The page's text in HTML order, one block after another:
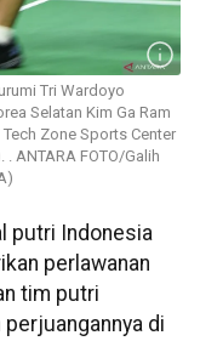
Tri Wardoyo
Selatan Kim Ga Ram
Zone Sports Center
ANTARA FOTO/Galih
putri Indonesia
perlawanan
tim putri
di